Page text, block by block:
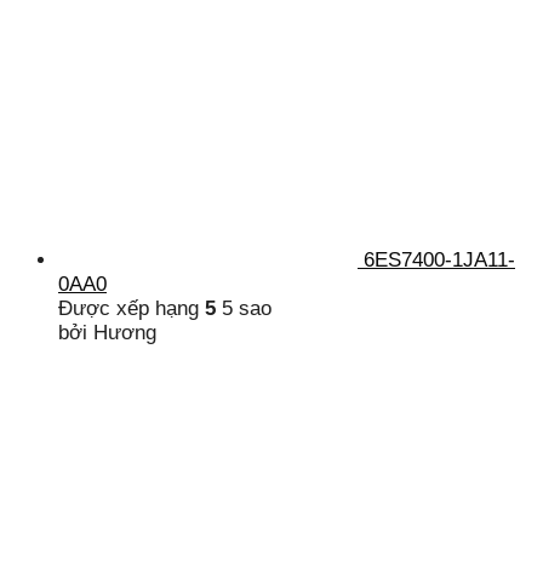
6ES7400-1JA11-
0AA0
Được xếp hạng 5 5 sao
bởi Hương